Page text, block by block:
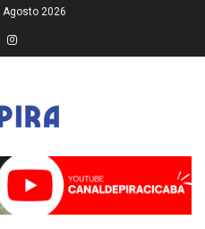
2026